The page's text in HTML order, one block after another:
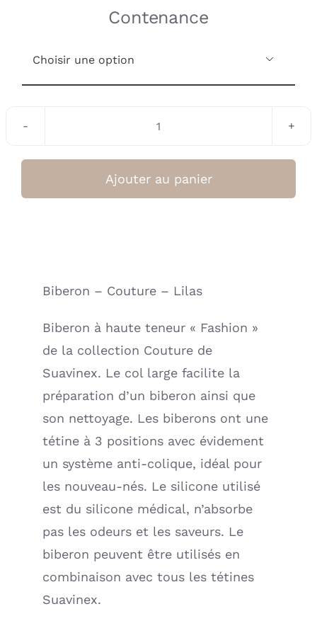
Contenance

quantité
Biberon
Ajouter au panier
Biberon – Couture – Lilas
Biberon à haute teneur « Fashion »
de la collection Couture de
Suavinex. Le col large facilite la
préparation d’un biberon ainsi que
son nettoyage. Les biberons ont une
tétine à 3 positions avec évidement
un système anti-colique, idéal pour
les nouveau-nés. Le silicone utilisé
est du silicone médical, n’absorbe
pas les odeurs et les saveurs. Le
biberon peuvent être utilisés en
combinaison avec tous les tétines
Suavinex.